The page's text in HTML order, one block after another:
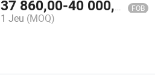
fournisseur de ligne de recyclage
manuelle pour film PE en Chine,
37 860,00-40 000,00 FOB
1 Jeu (MOQ)